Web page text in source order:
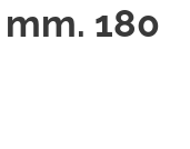
180